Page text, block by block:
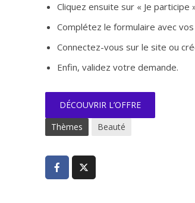
Cliquez ensuite sur « Je participe
Complétez le formulaire avec
Connectez-vous sur le site ou
Enfin, validez votre demande.
DÉCOUVRIR L’OFFRE
Thèmes
Beauté